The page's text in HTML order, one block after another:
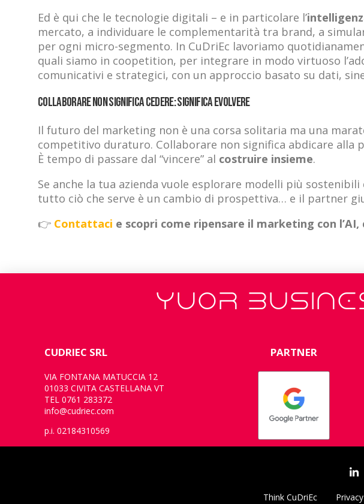
Ed è qui che le tecnologie digitali – e in particolare l’
mercato, a individuare le complementarità tra brand, a
per ogni micro-segmento. In CuDriEc lavoriamo
quali siamo in coopetition, per integrare in modo virtuoso
comunicativi e strategici, con un approccio basato su dati,
Collaborare non significa cedere: significa evolvere
Il futuro del marketing non è una corsa solitaria ma una
competitivo duraturo. Collaborare non significa abdicare alla
È tempo di passare dal “vincere” al costruire insieme.
Se anche la tua azienda vuole esplorare modelli più
tutto ciò che serve è un cambio di prospettiva… e il partner
👉 Contattaci e scopri come ripensare il marketing con
YUOR
CUDRIEC SRL
VIA FONTANA MATUCCIA 12
01033 CIVITA CASTELLANA VT
TEL 0761 283372
info@cudriec.com
p.i. 02184310569
PARTNER
Think CuDriEc Privacy